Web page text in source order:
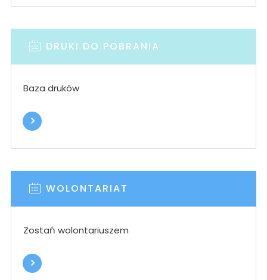
DRUKI DO POBRANIA
Baza druków
WOLONTARIAT
Zostań wolontariuszem